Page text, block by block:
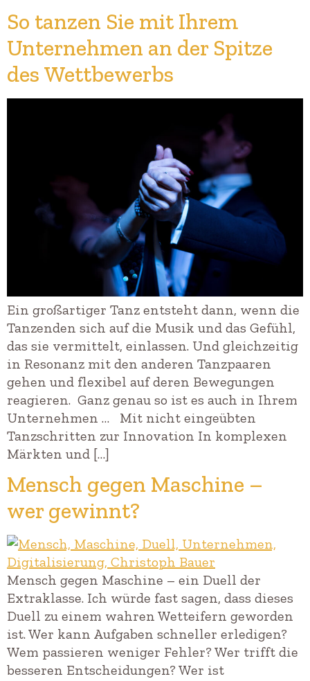
So tanzen Sie mit Ihrem
Unternehmen an der Spitze
des Wettbewerbs
Ein großartiger Tanz entsteht dann, wenn die
Tanzenden sich auf die Musik und das Gefühl,
das sie vermittelt, einlassen. Und gleichzeitig
in Resonanz mit den anderen Tanzpaaren
gehen und flexibel auf deren Bewegungen
reagieren. Ganz genau so ist es auch in Ihrem
Unternehmen … Mit nicht eingeübten
Tanzschritten zur Innovation In komplexen
Märkten und […]
Mensch gegen Maschine –
wer gewinnt?
Mensch gegen Maschine – ein Duell der
Extraklasse. Ich würde fast sagen, dass dieses
Duell zu einem wahren Wetteifern geworden
ist. Wer kann Aufgaben schneller erledigen?
Wem passieren weniger Fehler? Wer trifft die
besseren Entscheidungen? Wer ist